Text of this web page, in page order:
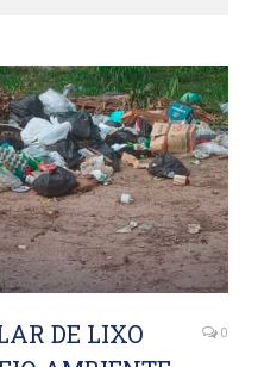
DE LIXO
0